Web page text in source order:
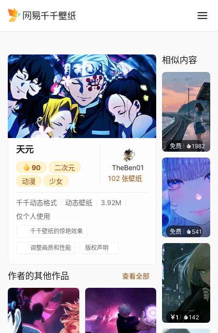
天元
90
二次元
动漫
少女
TheBen01
102 张壁纸
千千动态格式 动态壁纸
3.92M
仅个人使用
千千壁纸的惊艳效果
调整画质和性能 版权声明
作者的其他作品 查看全部
相似内容
免费 1982辰东
免费 541辰东
￥1 142